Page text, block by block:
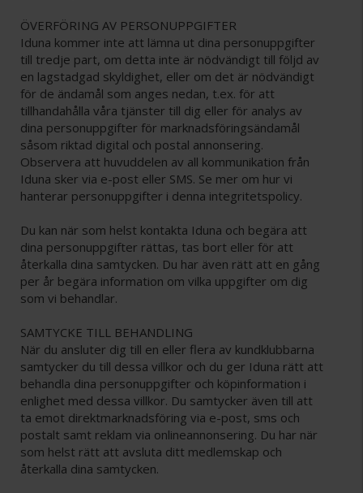
ÖVERFÖRING AV PERSONUPPGIFTER
Iduna kommer inte att lämna ut dina personuppgifter
till tredje part, om detta inte är nödvändigt till följd av
en lagstadgad skyldighet, eller om det är nödvändigt
för de ändamål som anges nedan, t.ex. för att
tillhandahålla våra tjänster till dig eller för analys av
dina personuppgifter för marknadsföringsändamål
såsom riktad digital och postal annonsering.
Observera att huvuddelen av all kommunikation från
Iduna sker via e-post eller SMS. Se mer om hur vi
hanterar personuppgifter i denna integritetspolicy.
Du kan när som helst kontakta Iduna och begära att
dina personuppgifter rättas, tas bort eller för att
återkalla dina samtycken. Du har även rätt att en gång
per år begära information om vilka uppgifter om dig
som vi behandlar.
SAMTYCKE TILL BEHANDLING
När du ansluter dig till en eller flera av kundklubbarna
samtycker du till dessa villkor och du ger Iduna rätt att
behandla dina personuppgifter och köpinformation i
enlighet med dessa villkor. Du samtycker även till att
ta emot direktmarknadsföring via e-post, sms och
postalt samt reklam via onlineannonsering. Du har när
som helst rätt att avsluta ditt medlemskap och
återkalla dina samtycken.